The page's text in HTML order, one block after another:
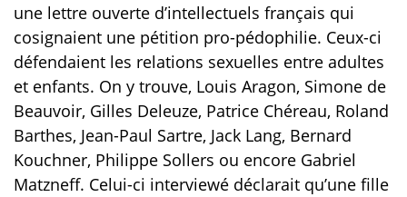
une lettre ouverte d’intellectuels français qui
cosignaient une pétition pro-pédophilie. Ceux-ci
défendaient les relations sexuelles entre adultes
et enfants. On y trouve, Louis Aragon, Simone de
Beauvoir, Gilles Deleuze, Patrice Chéreau, Roland
Barthes, Jean-Paul Sartre, Jack Lang, Bernard
Kouchner, Philippe Sollers ou encore Gabriel
Matzneff. Celui-ci interviewé déclarait qu’une fille